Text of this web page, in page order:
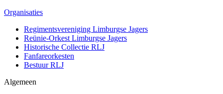
Organisaties
Regimentsvereniging Limburgse Jagers
Reünie-Orkest Limburgse Jagers
Historische Collectie RLJ
Fanfareorkesten
Bestuur RLJ
Algemeen